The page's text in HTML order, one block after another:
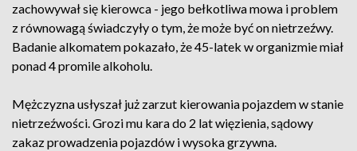
zachowywał się kierowca - jego bełkotliwa mowa i problem
z równowagą świadczyły o tym, że może być on nietrzeźwy.
Badanie alkomatem pokazało, że 45-latek w organizmie miał
ponad 4 promile alkoholu.
Mężczyzna usłyszał już zarzut kierowania pojazdem w stanie
nietrzeźwości. Grozi mu kara do 2 lat więzienia, sądowy
zakaz prowadzenia pojazdów i wysoka grzywna.